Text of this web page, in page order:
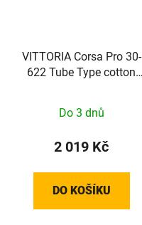
VITTORIA Corsa Pro 30-
622 Tube Type cotton
Do 3 dnů
2 019 Kč
DO KOŠÍKU